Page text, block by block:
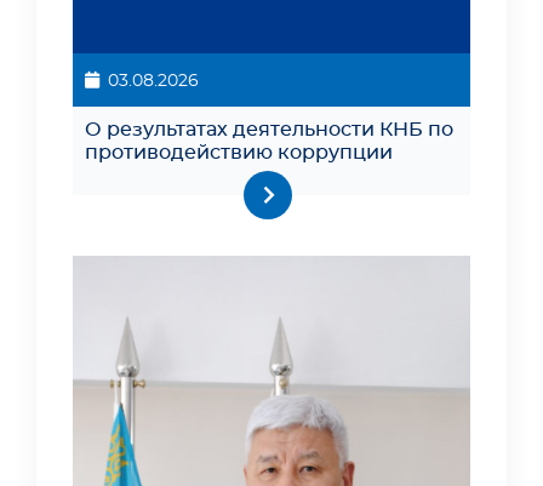
03.08.2026
О результатах деятельности КНБ по
противодействию коррупции